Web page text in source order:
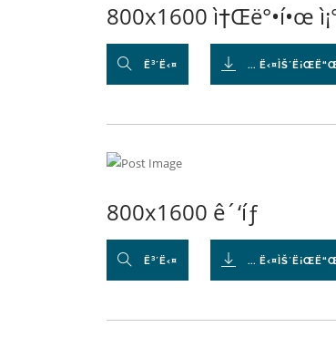
800x1600 ì†Œë°•í•œ
Ë³´Ë‹¤ ...
800x1600 ê´‘íƒ
Ë³´Ë‹¤ ...